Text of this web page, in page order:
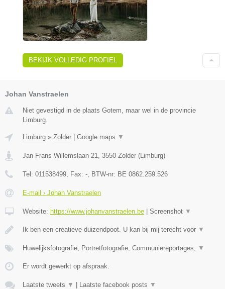
BEKIJK VOLLEDIG PROFIEL
Johan Vanstraelen
Niet gevestigd in de plaats Gotem, maar wel in de provincie
Limburg.
Limburg » Zolder | Google maps ▼
Jan Frans Willemslaan 21 3550 Zolder (Limburg)
Tel: 011538499 , Fax: - , BTW-nr: BE 0862.259.526
E-mail › Johan Vanstraelen
Website: https://www.johanvanstraelen.be | Screenshot ▼
Ik ben een creatieve duizendpoot. U kan bij mij terecht voor ▼
Huwelijksfotografie, Portretfotografie, Communiereportages, ▼
Er wordt gewerkt op afspraak.
Laatste tweets ▼ | Laatste facebook posts ▼